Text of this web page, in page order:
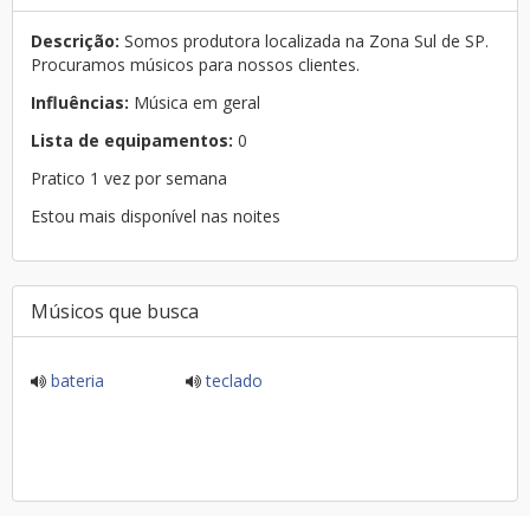
Descrição: Somos produtora localizada na Zona Sul de SP.
Procuramos músicos para nossos clientes.
Influências: Música em geral
Lista de equipamentos: 0
Pratico 1 vez por semana
Estou mais disponível nas noites
Músicos que busca
bateria teclado